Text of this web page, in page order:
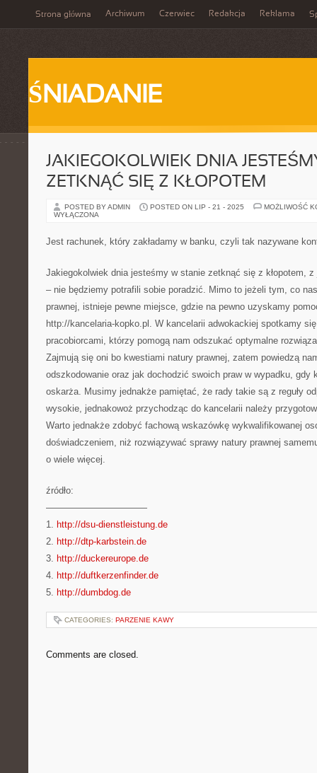
Strona główna Archiwum Czerwiec Redakcja Reklama
ŚNIADANIE
JAKIEGOKOLWIEK DNIA
ZETKNĄĆ SIĘ Z KŁOPOTEM
POSTED BY ADMIN POSTED ON LIP - 21 - 2025
MOŻLIWOŚĆ
WYŁĄCZONA
Jest rachunek, który zakładamy w banku, czyli tak nazywane
Jakiegokolwiek dnia jesteśmy w stanie zetknąć się z kłopotem,
– nie będziemy potrafili sobie poradzić. Mimo to jeżeli tym, co
prawnej, istnieje pewne miejsce, gdzie na pewno uzyskamy
http://kancelaria-kopko.pl. W kancelarii adwokackiej spotkamy
pracobiorcami, którzy pomogą nam odszukać optymalne
Zajmują się oni bo kwestiami natury prawnej, zatem powiedzą
odszkodowanie oraz jak dochodzić swoich praw w wypadku, gdy
oskarża. Musimy jednakże pamiętać, że rady takie są z reguły
wysokie, jednakowoż przychodząc do kancelarii należy
Warto jednakże zdobyć fachową wskazówkę wykwalifikowanej
doświadczeniem, niż rozwiązywać sprawy natury prawnej
o wiele więcej.
źródło:
———————————
1. http://dsu-dienstleistung.de
2. http://dtp-karbstein.de
3. http://duckereurope.de
4. http://duftkerzenfinder.de
5. http://dumbdog.de
CATEGORIES: PARZENIE KAWY
Comments are closed.